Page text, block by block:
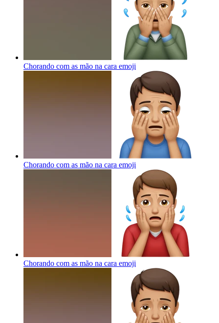
Chorando com as mão na cara emoji
Chorando com as mão na cara emoji
Chorando com as mão na cara emoji